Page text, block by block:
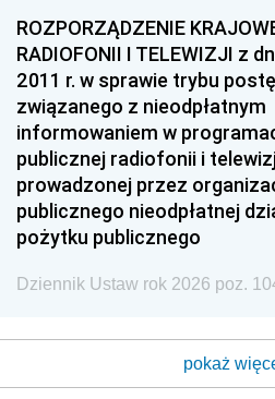
ROZPORZĄDZENIE
RADIOFONII I TELEWIZJI z
2011 r. w sprawie trybu
związanego z nieodpłatnym
informowaniem w
publicznej radiofonii i
prowadzonej przez
publicznego nieodpłatnej
pożytku publicznego
Dziennik Ustaw rok 2026 poz.
pokaż